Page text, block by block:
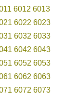
6012 6013
6022 6023
6032 6033
6042 6043
6052 6053
6062 6063
6072 6073